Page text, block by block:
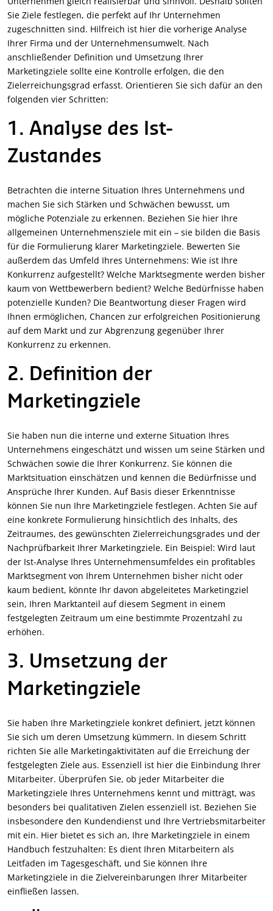
Sie Ziele festlegen, die perfekt auf Ihr Unternehmen
zugeschnitten sind. Hilfreich ist hier die vorherige Analyse
Ihrer Firma und der Unternehmensumwelt. Nach
anschließender Definition und Umsetzung Ihrer
Marketingziele sollte eine Kontrolle erfolgen, die den
Zielerreichungsgrad erfasst. Orientieren Sie sich dafür an den
folgenden vier Schritten:
1. Analyse des Ist-
Zustandes
Betrachten die interne Situation Ihres Unternehmens und
machen Sie sich Stärken und Schwächen bewusst, um
mögliche Potenziale zu erkennen. Beziehen Sie hier Ihre
allgemeinen Unternehmensziele mit ein – sie bilden die Basis
für die Formulierung klarer Marketingziele. Bewerten Sie
außerdem das Umfeld Ihres Unternehmens: Wie ist Ihre
Konkurrenz aufgestellt? Welche Marktsegmente werden bisher
kaum von Wettbewerbern bedient? Welche Bedürfnisse haben
potenzielle Kunden? Die Beantwortung dieser Fragen wird
Ihnen ermöglichen, Chancen zur erfolgreichen Positionierung
auf dem Markt und zur Abgrenzung gegenüber Ihrer
Konkurrenz zu erkennen.
2. Definition der
Marketingziele
Sie haben nun die interne und externe Situation Ihres
Unternehmens eingeschätzt und wissen um seine Stärken und
Schwächen sowie die Ihrer Konkurrenz. Sie können die
Marktsituation einschätzen und kennen die Bedürfnisse und
Ansprüche Ihrer Kunden. Auf Basis dieser Erkenntnisse
können Sie nun Ihre Marketingziele festlegen. Achten Sie auf
eine konkrete Formulierung hinsichtlich des Inhalts, des
Zeitraumes, des gewünschten Zielerreichungsgrades und der
Nachprüfbarkeit Ihrer Marketingziele. Ein Beispiel: Wird laut
der Ist-Analyse Ihres Unternehmensumfeldes ein profitables
Marktsegment von Ihrem Unternehmen bisher nicht oder
kaum bedient, könnte Ihr davon abgeleitetes Marketingziel
sein, Ihren Marktanteil auf diesem Segment in einem
festgelegten Zeitraum um eine bestimmte Prozentzahl zu
erhöhen.
3. Umsetzung der
Marketingziele
Sie haben Ihre Marketingziele konkret definiert, jetzt können
Sie sich um deren Umsetzung kümmern. In diesem Schritt
richten Sie alle Marketingaktivitäten auf die Erreichung der
festgelegten Ziele aus. Essenziell ist hier die Einbindung Ihrer
Mitarbeiter. Überprüfen Sie, ob jeder Mitarbeiter die
Marketingziele Ihres Unternehmens kennt und mitträgt, was
besonders bei qualitativen Zielen essenziell ist. Beziehen Sie
insbesondere den Kundendienst und Ihre Vertriebsmitarbeiter
mit ein. Hier bietet es sich an, Ihre Marketingziele in einem
Handbuch festzuhalten: Es dient Ihren Mitarbeitern als
Leitfaden im Tagesgeschäft, und Sie können Ihre
Marketingziele in die Zielvereinbarungen Ihrer Mitarbeiter
einfließen lassen.